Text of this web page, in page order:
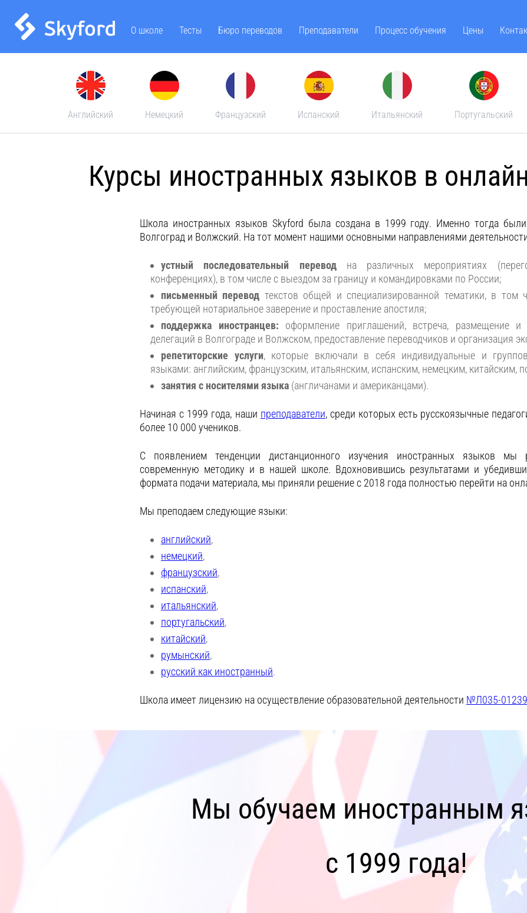
О школе Тесты Бюро переводов Преподаватели Процесс обучения Цены
Английский Немецкий Французский Испанский Итальянский Португальский
Курсы иностранных языков в
Школа иностранных языков Skyford была создана в 1999 году. Именно тогда
Волгоград и Волжский. На тот момент нашими основными направлениями
устный последовательный переводна различных мероприятиях
конференциях), в том числе с выездом за границу и командировками по России;
письменный перевод текстов общей и специализированной тематики, в том
требующей нотариальное заверение и проставление апостиля;
поддержка иностранцев: оформление приглашений, встреча, размещение
делегаций в Волгограде и Волжском, предоставление переводчиков и организация
репетиторские услуги, которые включали в себя индивидуальные и
языками: английским, французским, итальянским, испанским, немецким, китайским,
занятия с носителями языка (англичанами и американцами).
Начиная с 1999 года, наши преподаватели, среди которых есть русскоязычные
более 10 000 учеников.
С появлением тенденции дистанционного изучения иностранных языков мы
современную методику и в нашей школе. Вдохновившись результатами и
формата подачи материала, мы приняли решение с 2018 года полностью перейти на
Мы преподаем следующие языки:
английский,
немецкий,
французский,
испанский,
итальянский,
португальский,
китайский,
румынский,
русский как иностранный.
Школа имеет лицензию на осуществление образовательной деятельности №Л035-
Мы обучаем иностранным
с 1999 года!